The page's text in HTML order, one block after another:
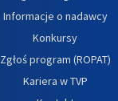
Informacje o nadawcy
Konkursy
Zgłoś program (ROPAT)
Kariera w TVP